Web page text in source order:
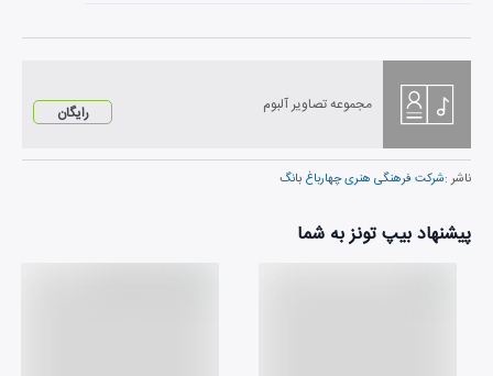
مجموعه تصاویر آلبوم رایگان
ناشر :شرکت فرهنگی هنری چهارباغ بانگ
پیشنهاد بیپ تونز به شما